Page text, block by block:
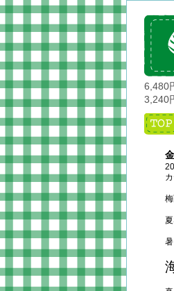
6,480
3,240